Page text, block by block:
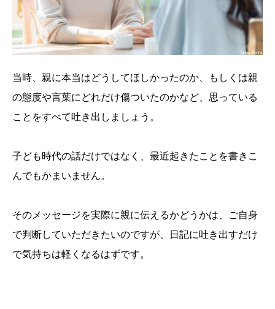
当時、親に本当はどうしてほしかったのか、もしくは親
の態度や言葉にどれだけ傷ついたのかなど、思っている
ことをすべて吐き出しましょう。
子ども時代の話だけではなく、最近起きたことを書きこ
んでもかまいません。
そのメッセージを実際に親に伝えるかどうかは、ご自身
で判断していただきたいのですが、日記に吐き出すだけ
で気持ちは軽くなるはずです。